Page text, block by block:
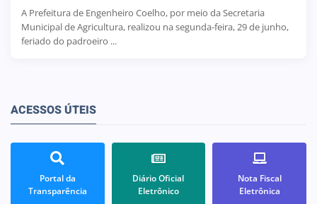
A Prefeitura de Engenheiro Coelho, por meio da Secretaria
Municipal de Agricultura, realizou na segunda-feira, 29 de junho,
feriado do padroeiro ...
ACESSOS ÚTEIS
Portal da
Transparência
Diário Oficial
Eletrônico
Nota Fiscal
Eletrônica